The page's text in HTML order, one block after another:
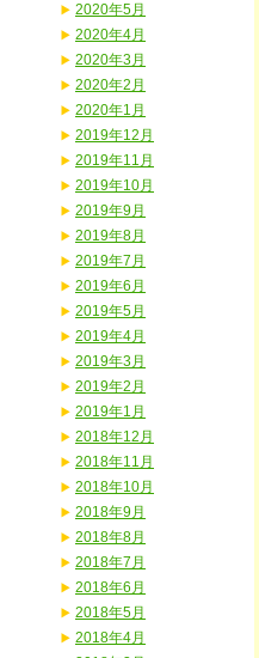
2020年5月
2020年4月
2020年3月
2020年2月
2020年1月
2019年12月
2019年11月
2019年10月
2019年9月
2019年8月
2019年7月
2019年6月
2019年5月
2019年4月
2019年3月
2019年2月
2019年1月
2018年12月
2018年11月
2018年10月
2018年9月
2018年8月
2018年7月
2018年6月
2018年5月
2018年4月